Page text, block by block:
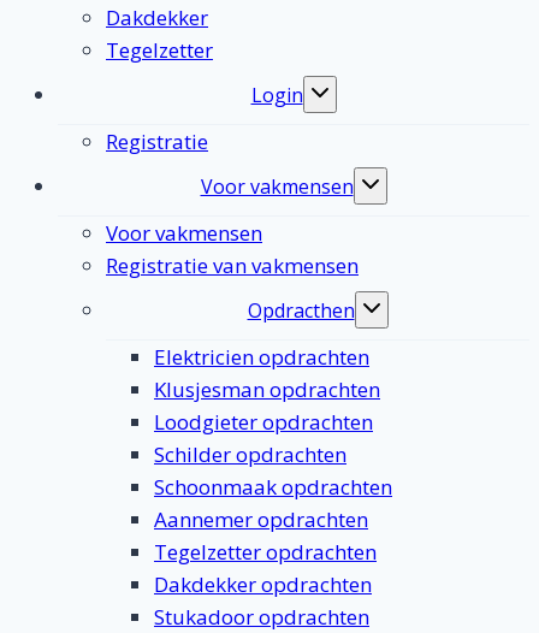
Dakdekker
Tegelzetter
Login
Toggle
Registratie
Voor vakmensen
Toggle
Voor vakmensen
Registratie van vakmensen
Opdracthen
Toggle
Elektricien opdrachten
Klusjesman opdrachten
Loodgieter opdrachten
Schilder opdrachten
Schoonmaak opdrachten
Aannemer opdrachten
Tegelzetter opdrachten
Dakdekker opdrachten
Stukadoor opdrachten